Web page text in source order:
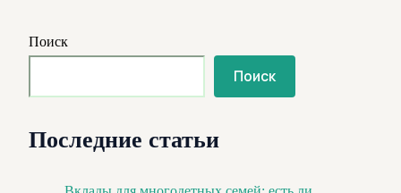
Поиск
Поиск
Последние статьи